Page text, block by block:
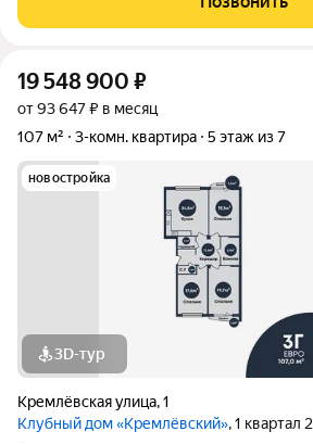
недвижимости: 30:12:010130:158
19 548 900 ₽
от 93 647 ₽ в месяц
107 м²
3-комн. квартира 5 этаж из 7
новостройка
3D-тур
Кремлёвская улица,1
Клубный дом «Кремлёвский», 1 квартал